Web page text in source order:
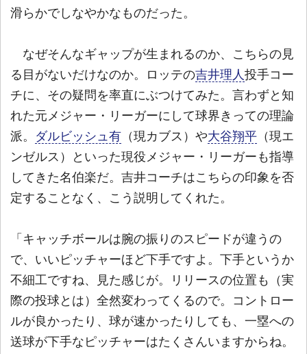
滑らかでしなやかなものだった。
なぜそんなギャップが生まれるのか、こちらの見
る目がないだけなのか。ロッテの吉井理人 投手コー
チに、その疑問を率直にぶつけてみた。言わずと知
れた元メジャー・リーガーにして球界きっての理論
派。 ダルビッシュ有 （現カブス）や大谷翔平 （現エ
ンゼルス）といった現役メジャー・リーガーも指導
してきた名伯楽だ。吉井コーチはこちらの印象を否
定することなく、こう説明してくれた。
「キャッチボールは腕の振りのスピードが違うの
で、いいピッチャーほど下手ですよ。下手というか
不細工ですね、見た感じが。リリースの位置も（実
際の投球とは）全然変わってくるので。コントロー
ルが良かったり、球が速かったりしても、一塁への
送球が下手なピッチャーはたくさんいますからね。